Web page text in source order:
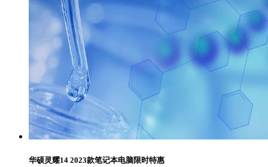
华硕灵耀14 2023款笔记本电脑限时特惠